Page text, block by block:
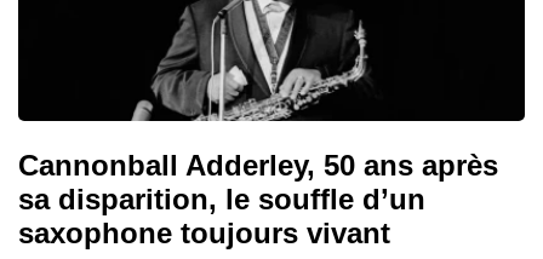
Cannonball Adderley, 50 ans après
sa disparition, le souffle d’un
saxophone toujours vivant